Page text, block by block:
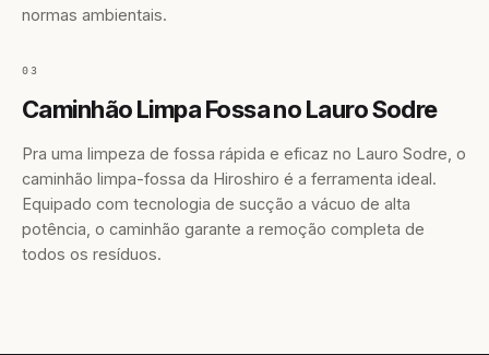
normas ambientais.
03
Caminhão Limpa Fossa no Lauro Sodre
Pra uma limpeza de fossa rápida e eficaz no Lauro Sodre, o
caminhão limpa-fossa da Hiroshiro é a ferramenta ideal.
Equipado com tecnologia de sucção a vácuo de alta
potência, o caminhão garante a remoção completa de
todos os resíduos.